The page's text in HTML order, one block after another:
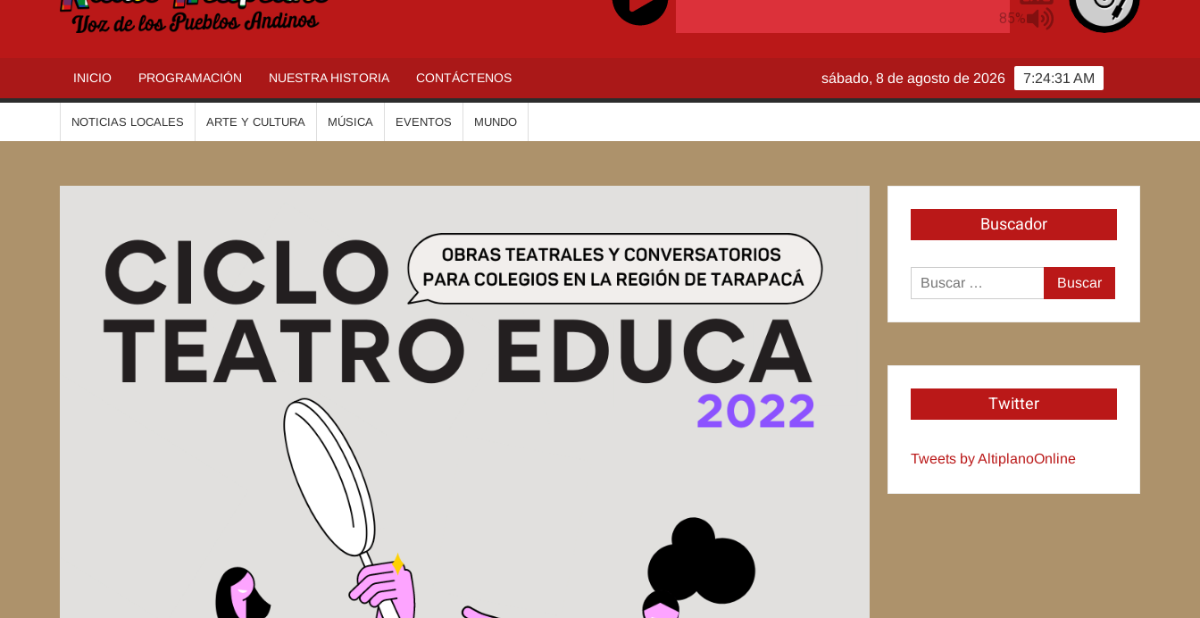
RADIOALTIPLANO
INICIO PROGRAMACIÓN NUESTRA HISTORIA CONTÁCTENOS 7:24:32 AM
sábado, 8 de agosto de 2026
NOTICIAS LOCALES ARTE Y CULTURA MÚSICA EVENTOS MUNDO
Buscador
Buscar:
Twitter
Tweets by AltiplanoOnline